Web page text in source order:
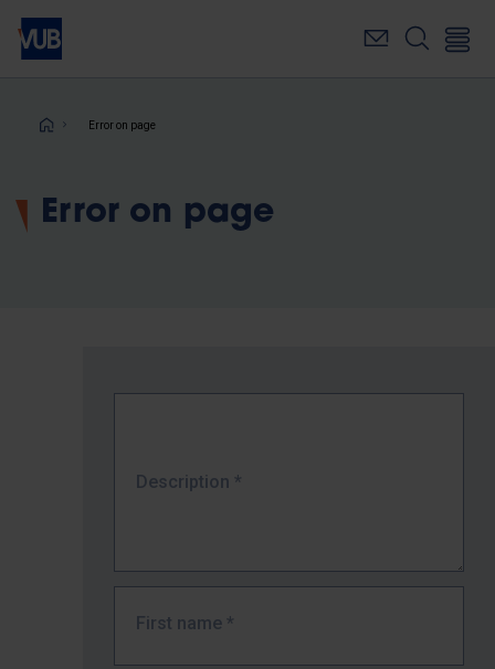
Skip
main
Breadcrumb
Error on page
Error on page
Description *
First name *